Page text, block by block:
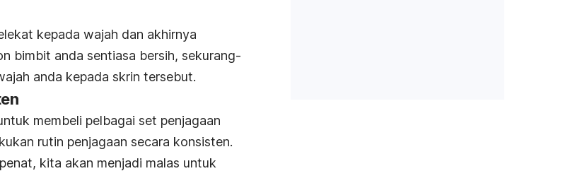
kepada wajah dan akhirnya
bimbit anda sentiasa bersih, sekurang-
anda kepada skrin tersebut.
membeli pelbagai set penjagaan
rutin penjagaan secara konsisten.
kita akan menjadi malas untuk